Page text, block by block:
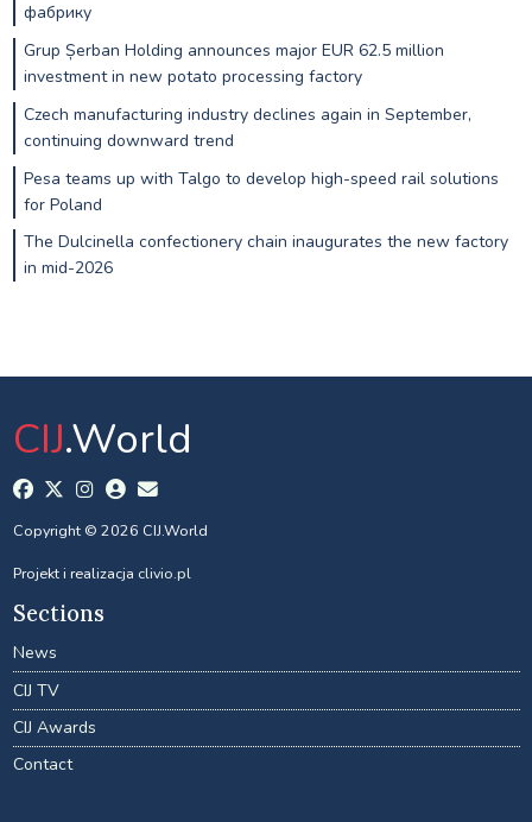
фабрику
Grup Șerban Holding announces major EUR 62.5 million
investment in new potato processing factory
Czech manufacturing industry declines again in September,
continuing downward trend
Pesa teams up with Talgo to develop high-speed rail solutions
for Poland
The Dulcinella confectionery chain inaugurates the new factory
in mid-2026
CIJ.World
Copyright © 2026 CIJ.World
Projekt i realizacja clivio.pl
Sections
News
CIJ TV
CIJ Awards
Contact